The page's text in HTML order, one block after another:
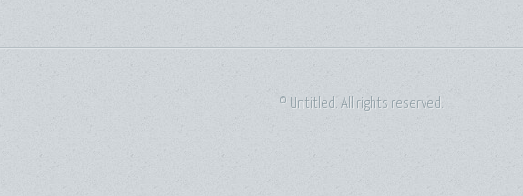
© Untitled. All rights reserved.